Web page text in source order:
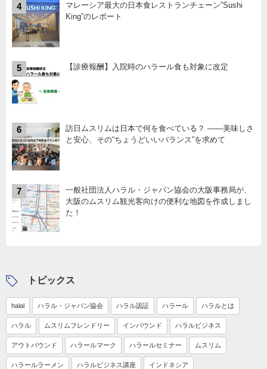
4
マレーシア最大の日本食レストランチェーン”Sushi
King”のレポート
5 【診療報酬】入院時のハラール食も対象に改定
6
訪日ムスリムは日本で何を食べている？ ――美味しさ
と安心、その“ちょうどいいバランス”を求めて
7
一般社団法人ハラル・ジャパン協会の大阪事務局が、
大阪のムスリム観光客向けの便利な地図を作成しまし
た！
トピックス
halal ハラル・ジャパン協会 ハラル認証 ハラール ハラルとは
ハラル ムスリムフレンドリー インバウンド ハラルビジネス
アウトバウンド ハラールマーク ハラールセミナー ムスリム
ハラールラーメン ハラルビジネス講座 インドネシア